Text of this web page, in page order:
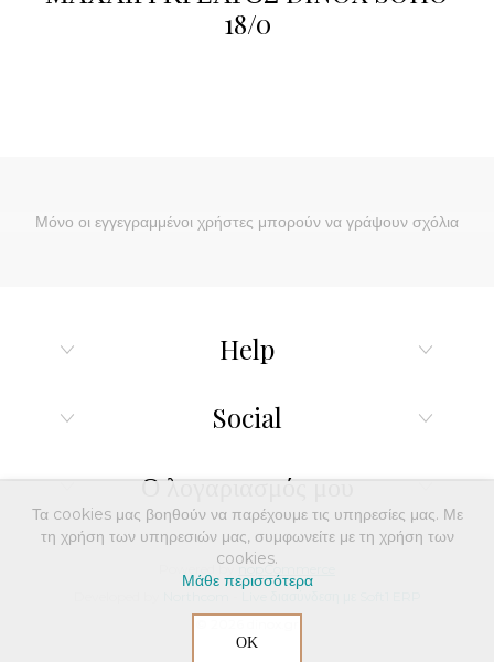
18/0
Μόνο οι εγγεγραμμένοι χρήστες μπορούν να γράψουν σχόλια
Help
Social
Ο λογαριασμός μου
Powered by nopCommerce
Τα cookies μας βοηθούν να παρέχουμε τις υπηρεσίες μας. Με
τη χρήση των υπηρεσιών μας, συμφωνείτε με τη χρήση των
cookies.
Μάθε περισσότερα
ΟΚ